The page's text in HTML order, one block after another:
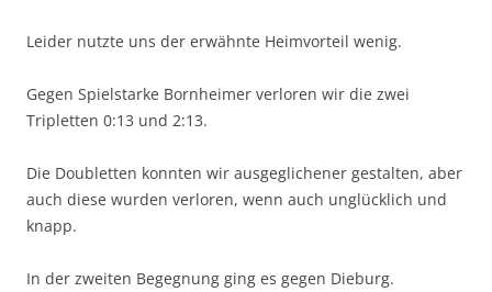
Leider nutzte uns der erwähnte Heimvorteil wenig.
Gegen Spielstarke Bornheimer verloren wir die zwei
Tripletten 0:13 und 2:13.
Die Doubletten konnten wir ausgeglichener gestalten, aber
auch diese wurden verloren, wenn auch unglücklich und
knapp.
In der zweiten Begegnung ging es gegen Dieburg.